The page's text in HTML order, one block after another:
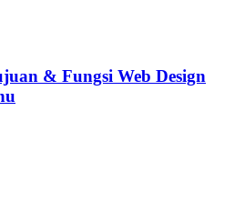
& Fungsi Web Design